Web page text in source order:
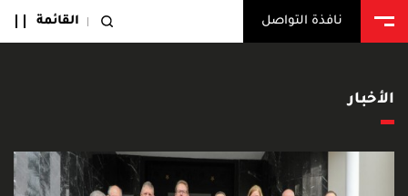
نافذة التواصل القائمة
الأخبار